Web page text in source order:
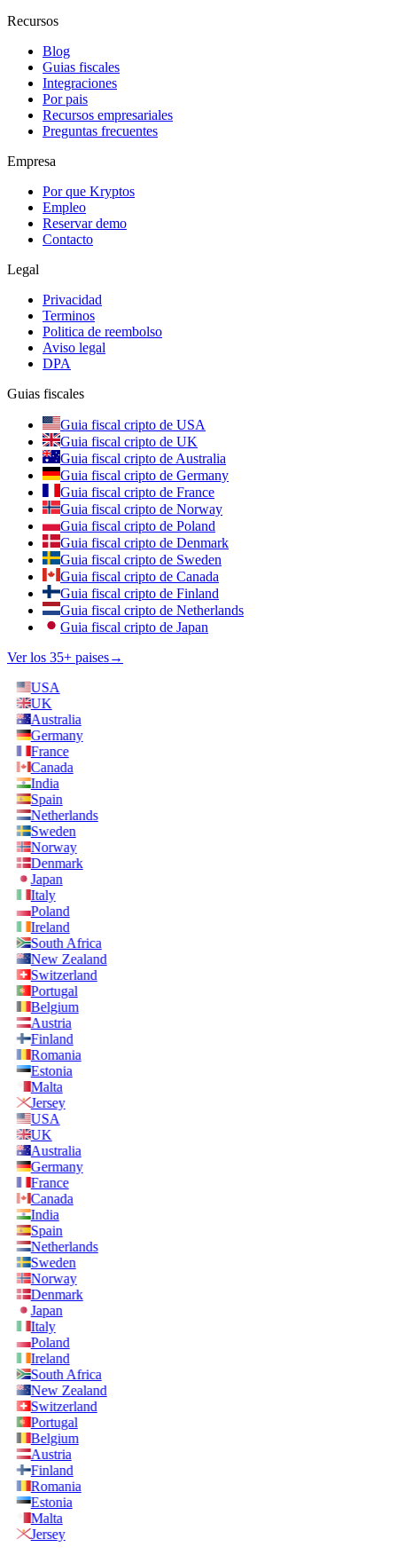
Recursos
Blog
Guias fiscales
Integraciones
Por pais
Recursos empresariales
Preguntas frecuentes
Empresa
Por que Kryptos
Empleo
Reservar demo
Contacto
Legal
Privacidad
Terminos
Politica de reembolso
Aviso legal
DPA
Guias fiscales
Guia fiscal cripto de USA
Guia fiscal cripto de UK
Guia fiscal cripto de Australia
Guia fiscal cripto de Germany
Guia fiscal cripto de France
Guia fiscal cripto de Norway
Guia fiscal cripto de Poland
Guia fiscal cripto de Denmark
Guia fiscal cripto de Sweden
Guia fiscal cripto de Canada
Guia fiscal cripto de Finland
Guia fiscal cripto de Netherlands
Guia fiscal cripto de Japan
Ver los 35+ paises→
USA
UK
Australia
Germany
France
Canada
India
Spain
Netherlands
Sweden
Norway
Denmark
Japan
Italy
Poland
Ireland
South Africa
New Zealand
Switzerland
Portugal
Belgium
Austria
Finland
Romania
Estonia
Malta
Jersey
USA
UK
Australia
Germany
France
Canada
India
Spain
Netherlands
Sweden
Norway
Denmark
Japan
Italy
Poland
Ireland
South Africa
New Zealand
Switzerland
Portugal
Belgium
Austria
Finland
Romania
Estonia
Malta
Jersey